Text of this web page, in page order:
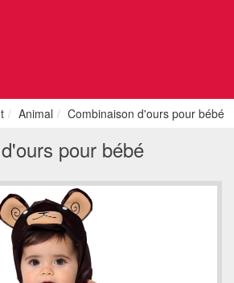
Animal Combinaison d'ours pour bébé
pour bébé